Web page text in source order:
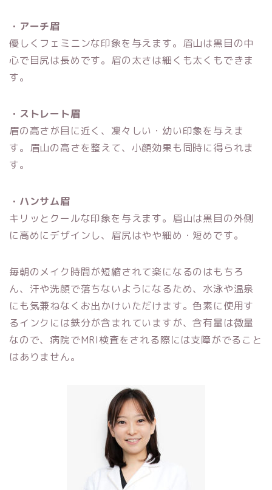
・アーチ眉
優しくフェミニンな印象を与えます。眉山は黒目の中
心で目尻は長めです。眉の太さは細くも太くもできま
す。
・ストレート眉
眉の高さが目に近く、凜々しい・幼い印象を与えま
す。眉山の高さを整えて、小顔効果も同時に得られま
す。
・ハンサム眉
キリッとクールな印象を与えます。眉山は黒目の外側
に高めにデザインし、眉尻はやや細め・短めです。
毎朝のメイク時間が短縮されて楽になるのはもちろ
ん、汗や洗顔で落ちないようになるため、水泳や温泉
にも気兼ねなくお出かけいただけます。色素に使用す
るインクには鉄分が含まれていますが、含有量は微量
なので、病院でMRI検査をされる際には支障がでること
はありません。